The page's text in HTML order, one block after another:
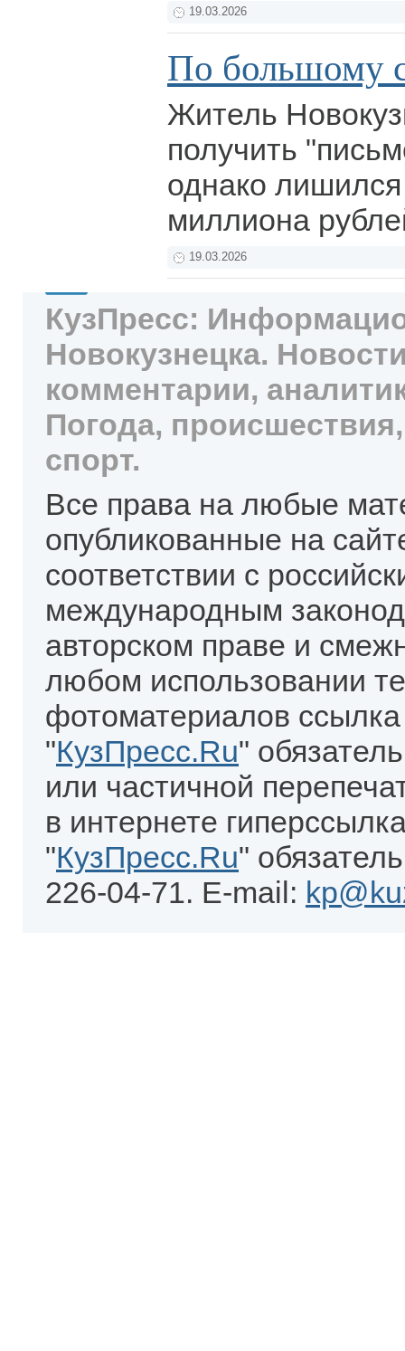
19.03.2026
По большому
Житель
получить
однако
миллиона
19.03.2026
КузПресс:
Новокузнецка.
комментарии,
Погода,
спорт.
Все права на любые
опубликованные на
соответствии с
международным
авторском праве и
любом использовании
фотоматериалов
"КузПресс.Ru"
или частичной
в интернете
"КузПресс.Ru"
226-04-71. E-mail: